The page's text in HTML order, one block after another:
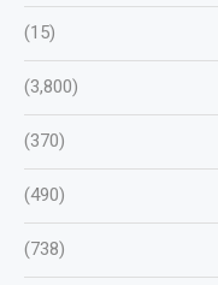
(15)
(3,800)
(370)
(490)
(738)